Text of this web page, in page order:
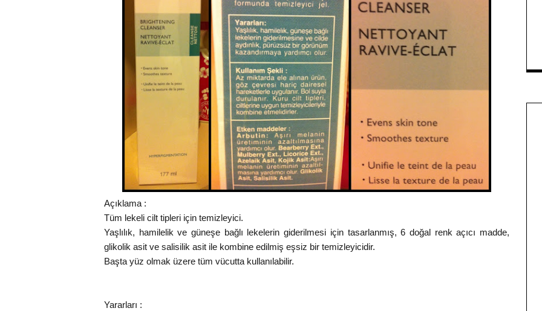
Açıklama :
Tüm lekeli cilt tipleri için temizleyici.
Yaşlılık, hamilelik ve güneşe bağlı lekelerin giderilmesi için tasarlanmış, 6 doğal renk açıcı madde,
glikolik asit ve salisilik asit ile kombine edilmiş eşsiz bir temizleyicidir.
Başta yüz olmak üzere tüm vücutta kullanılabilir.
Yararları :